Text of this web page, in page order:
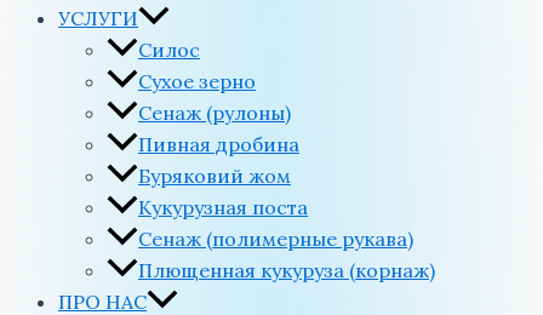
УСЛУГИ
Силос
Сухое зерно
Сенаж (рулоны)
Пивная дробина
Буряковий жом
Кукурузная поста
Сенаж (полимерные рукава)
Плющенная кукуруза (корнаж)
ПРО НАС